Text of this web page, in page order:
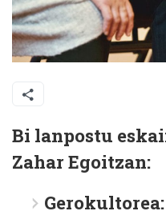
Bi lanpostu
Zahar Egoitzan:
Gerokultorea: